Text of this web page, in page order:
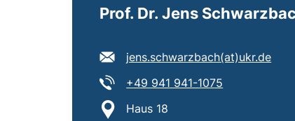
Prof. Dr. Jens
E-Mail Adresse:
jens.schwarzbach​(at)​ukr.de
Tel:
+49 941 941-1075
Standort:
Haus 18